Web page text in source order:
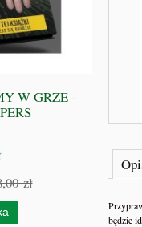
W GRZE -
zł
będzie